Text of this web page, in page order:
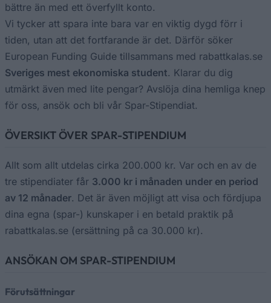
bättre än med ett överfyllt konto.
Vi tycker att spara inte bara var en viktig dygd förr i
tiden, utan att det fortfarande är det. Därför söker
European Funding Guide tillsammans med rabattkalas.se
Sveriges mest ekonomiska student. Klarar du dig
utmärkt även med lite pengar? Avslöja dina hemliga knep
för oss, ansök och bli vår Spar-Stipendiat.
ÖVERSIKT ÖVER SPAR-STIPENDIUM
Allt som allt utdelas cirka 200.000 kr. Var och en av de
tre stipendiater får 3.000 kr i månaden under en period
av 12 månader. Det är även möjligt att visa och fördjupa
dina egna (spar-) kunskaper i en betald praktik på
rabattkalas.se (ersättning på ca 30.000 kr).
ANSÖKAN OM SPAR-STIPENDIUM
Förutsättningar